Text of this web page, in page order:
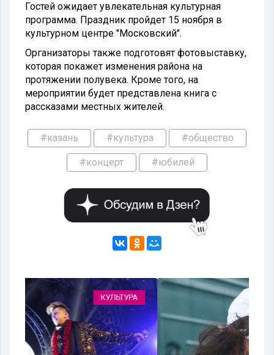
Гостей ожидает увлекательная культурная
программа. Праздник пройдет 15 ноября в
культурном центре "Московский".
Организаторы также подготовят фотовыставку,
которая покажет изменения района на
протяжении полувека. Кроме того, на
мероприятии будет представлена книга с
рассказами местных жителей.
#казань #культура #общество
#концерт #юбилей
ОБЩЕСТВО